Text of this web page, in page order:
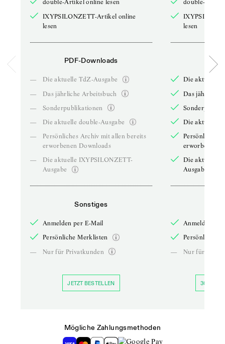
double-Artikel online lesen
IXYPSILONZETT-Artikel online
lesen
PDF-Downloads
—
Die aktuelle TdZ-Ausgabe
—
Das jährliche Arbeitsbuch
—
Sonderpublikationen
—
Die aktuelle double-Ausgabe
—
Persönliches Archiv mit allen bereits
erworbenen Downloads
—
Die aktuelle IXYPSILONZETT-
Ausgabe
Sonstiges
Anmelden per E-Mail
Persönliche Merklisten
—
Nur für Privatkunden
JETZT BESTELLEN
double-
lesen
Die aktuelle
Das jährliche
Die aktuelle
Persönliches
erworbenen
Die aktuelle
Ausgabe
Anmelden
Persönliche
—
Nur für
30 TAGE
Mögliche Zahlungsmethoden